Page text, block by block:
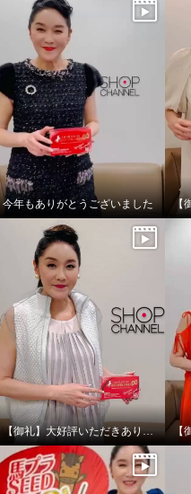
アルゼンチン産 高濃度馬プラ
センタエキス 原末１００％使
用！ “馬プラセンタシード プ
ロアスタ”
¥0
今年もありがとうございました
【御礼】大好評いただきありがとうございます！